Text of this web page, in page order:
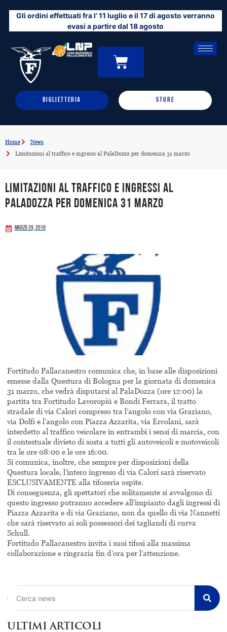
contenuto
Gli ordini effettuati fra l’ 11 luglio e il 17 di agosto verranno
evasi a partire dal 18 agosto
0
CARRELLO
BIGLIETTERIA STORE
Home
News
Limitazioni al traffico e ingressi al PalaDozza per domenica 31 marzo
Limitazioni al traffico e ingressi al
PalaDozza per domenica 31 marzo
Marzo 29, 2019
Fortitudo Pallacanestro comunica che, in base alle disposizioni
emesse dalla Questura di Bologna per la giornata di domenica
31 marzo, che vedrà disputarsi al PalaDozza (ore 12:00) la
partita tra Fortitudo Lavoropiù e Bondi Ferrara, il tratto
stradale di via Calori compreso tra l’angolo con via Graziano,
via Dolfi e l’angolo con Piazza Azzarita, via Ercolani, sarà
interdetto al traffico veicolare in entrambi i sensi di marcia, con
il contestuale divieto di sosta a tutti gli autoveicoli e motoveicoli
tra le ore 08:00 e le ore 16:00.
Si comunica, inoltre, che sempre per disposizioni della
Questura locale, l’intero ingresso di via Calori sarà riservato
ESCLUSIVAMENTE alla tifoseria ospite.
Di conseguenza, gli spettatori che solitamente si avvalgono di
questo ingresso potranno accedere all’impianto dagli ingressi di
Piazza Azzarita e di via Graziano, non da quello di via Nannetti
che sarà riservato ai soli possessori dei tagliandi di curva
Schull.
Fortitudo Pallacanestro invita i suoi tifosi alla massima
collaborazione e ringrazia fin d’ora per l’attenzione.
ULTIMI ARTICOLI